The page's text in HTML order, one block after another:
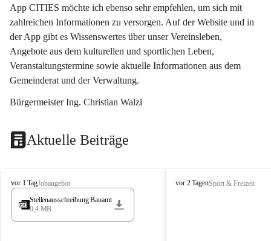
App CITIES möchte ich ebenso sehr empfehlen, um sich mit
zahlreichen Informationen zu versorgen. Auf der Website und in
der App gibt es Wissenswertes über unser Vereinsleben,
Angebote aus dem kulturellen und sportlichen Leben,
Veranstaltungstermine sowie aktuelle Informationen aus dem
Gemeinderat und der Verwaltung.
Bürgermeister Ing. Christian Walzl
Aktuelle Beiträge
S
t
s
vor 1 TagJobangebot
Stellenausschreibung Bauamt
0,4 MB
S
vor 2 TagenSport & Freizeit